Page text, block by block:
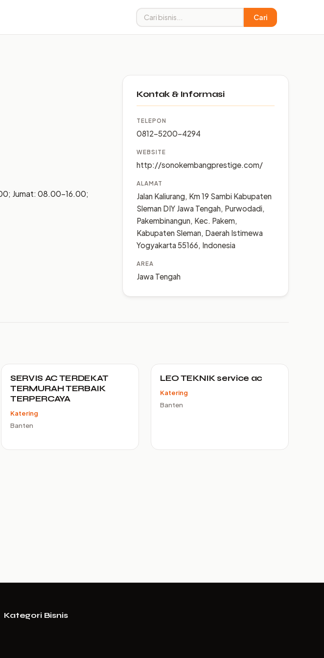
Cari
Jumat: 08.00–16.00;
Kontak & Informasi
TELEPON
0812-5200-4294
WEBSITE
http://sonokembangprestige.com/
ALAMAT
Jalan Kaliurang, Km 19 Sambi Kabupaten
Sleman DIY Jawa Tengah, Purwodadi,
Pakembinangun, Kec. Pakem,
Kabupaten Sleman, Daerah Istimewa
Yogyakarta 55166, Indonesia
AREA
Jawa Tengah
SERVIS AC TERDEKAT
TERMURAH TERBAIK
TERPERCAYA
Katering
Banten
LEO TEKNIK service ac
Katering
Banten
Kategori Bisnis